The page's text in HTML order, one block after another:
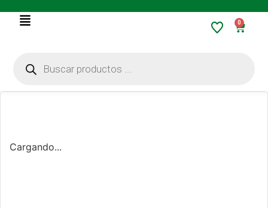
0
Cargando...